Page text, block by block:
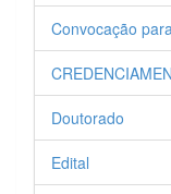
Convocação
Doutorado
Edital